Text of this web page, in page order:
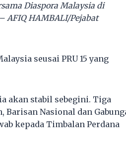
Diaspora Malaysia di
AFIQ HAMBALI/Pejabat
seusai PRU 15 yang
akan stabil sebegini. Tiga
Nasional dan
kepada Timbalan Perdana